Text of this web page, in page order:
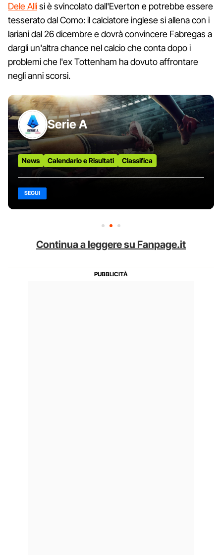
Dele Allisi è svincolato dall'Everton e potrebbe essere
tesserato dal Como: il calciatore inglese si allena con i
lariani dal 26 dicembre e dovrà convincere Fabregas a
dargli un'altra chance nel calcio che conta dopo i
problemi che l'ex Tottenham ha dovuto affrontare
negli anni scorsi.
Serie A
News Calendario e Risultati Classifica
SEGUI
Continua a leggere su Fanpage.it